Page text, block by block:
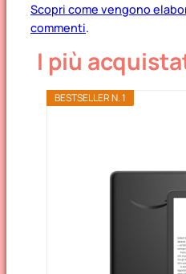
Scopri come vengono
commenti.
I più
BESTSELLER N. 1